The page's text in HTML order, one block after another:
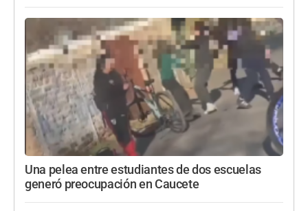
Una pelea entre estudiantes de dos escuelas
generó preocupación en Caucete